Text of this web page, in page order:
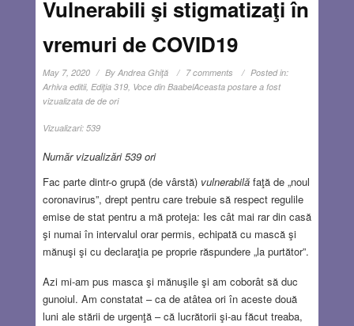
Vulnerabili şi stigmatizaţi în
vremuri de COVID19
May 7, 2020 By Andrea Ghiţă 7 comments
Posted in:
Arhiva editii, Ediţia 319, Voce din BaabelAceasta postare a fost
vizualizata de de ori
Vizualizari: 539
Număr vizualizări 539 ori
Fac parte dintr-o grupă (de vârstă) vulnerabilăfaţă de „noul
coronavirus”, drept pentru care trebuie să respect regulile
emise de stat pentru a mă proteja: Ies cât mai rar din casă
şi numai în intervalul orar permis, echipată cu mască şi
mănuşi şi cu declaraţia pe proprie răspundere „la purtător”.
Azi mi-am pus masca şi mănuşile şi am coborât să duc
gunoiul. Am constatat – ca de atâtea ori în aceste două
luni ale stării de urgenţă – că lucrătorii şi-au făcut treaba,